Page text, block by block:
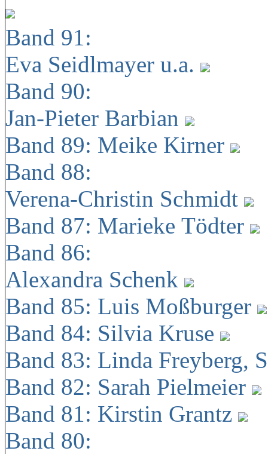
Band 91:
Eva Seidlmayer u.a.
Band 90:
Jan-Pieter Barbian
Band 89: Meike Kirner
Band 88:
Verena-Christin Schmidt
Band 87: Marieke Tödter
Band 86:
Alexandra Schenk
Band 85: Luis Moßburger
Band 84: Silvia Kruse
Band 83: Linda Freyberg,
Band 82: Sarah Pielmeier
Band 81: Kirstin Grantz
Band 80: